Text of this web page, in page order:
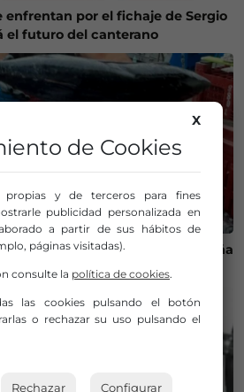
enfrentan por el fichaje de Sergio
el futuro del canterano
del bonito y complica la campaña
X
de Cookies
propias y de terceros para fines
publicidad personalizada en
a partir de sus hábitos de
páginas visitadas).
consulte la política de cookies.
las cookies pulsando el botón
o rechazar su uso pulsando el
Rechazar Configurar